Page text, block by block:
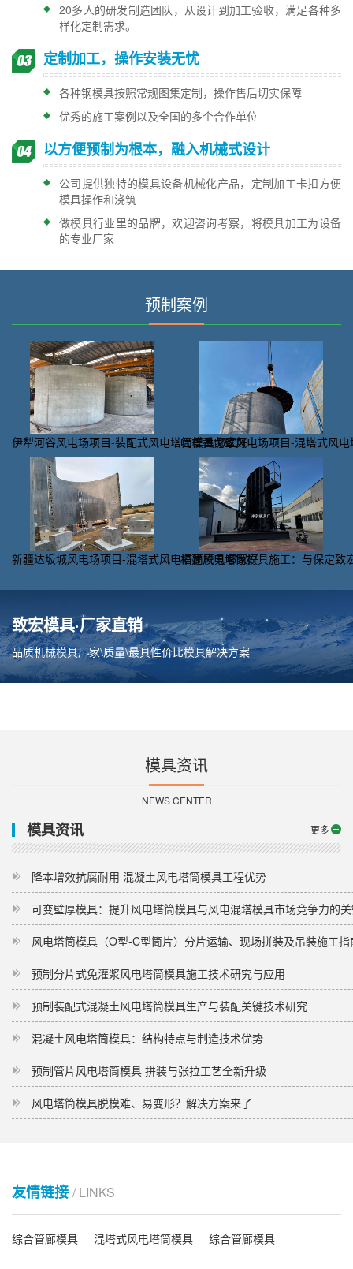
20多人的研发制造团队，从设计到加工验收，满足各种多
样化定制需求。
定制加工，操作安装无忧
各种钢模具按照常规图集定制，操作售后切实保障
优秀的施工案例以及全国的多个合作单位
以方便预制为根本，融入机械式设计
公司提供独特的模具设备机械化产品，定制加工卡扣方便
模具操作和浇筑
做模具行业里的品牌，欢迎咨询考察，将模具加工为设备
的专业厂家
预制案例
伊犁河谷风电场项目-装配式风电塔筒模具哪家好吐鲁番戈壁风电场项目-混塔式风
新疆达坂城风电场项目-混塔式风电塔筒模具哪家好福建风电塔筒模具施工：与保定致
致宏模具·厂家直销
品质机械模具厂家\质量\最具性价比模具解决方案
模具资讯
NEWS CENTER
更多
模具资讯
降本增效抗腐耐用 混凝土风电塔筒模具工程优势
可变壁厚模具：提升风电塔筒模具与风电混塔模具市场竞争力的
风电塔筒模具（O型-C型筒片）分片运输、现场拼装及吊装施工指
预制分片式免灌浆风电塔筒模具施工技术研究与应用
预制装配式混凝土风电塔筒模具生产与装配关键技术研究
混凝土风电塔筒模具：结构特点与制造技术优势
预制管片风电塔筒模具 拼装与张拉工艺全新升级
风电塔筒模具脱模难、易变形？解决方案来了
友情链接 / LINKS
综合管廊模具 混塔式风电塔筒模具 综合管廊模具